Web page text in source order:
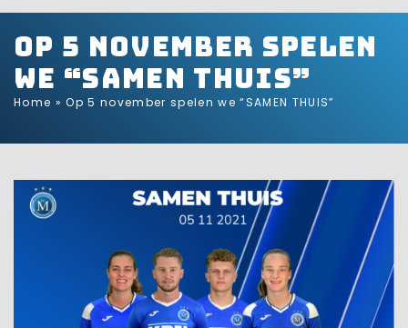
Op 5 november spelen
we “SAMEN THUIS”
Home »Op 5 november spelen we “SAMEN THUIS”